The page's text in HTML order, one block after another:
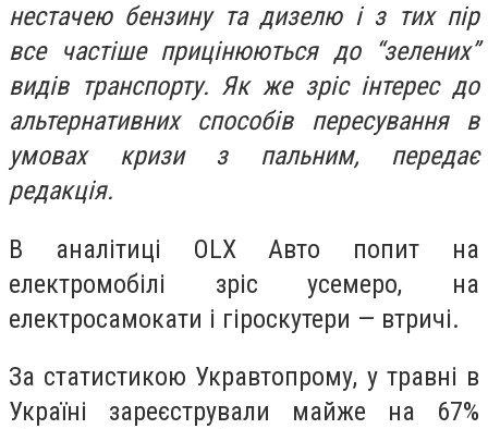
нестачею бензину та дизелю і з тих пір
все частіше прицінюються до “зелених”
видів транспорту. Як же зріс інтерес до
альтернативних способів пересування в
умовах кризи з пальним, передає
редакція.
В аналітиці OLX Авто попит на
електромобілі зріс усемеро, на
електросамокати і гіроскутери — втричі.
За статистикою Укравтопрому, у травні в
Україні зареєстрували майже на 67%